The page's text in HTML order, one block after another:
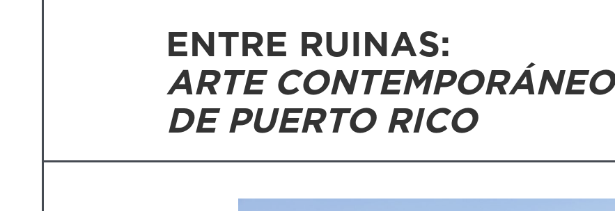
ENTRE RUINAS:
ARTE CONTEMPORÁNEO
DE PUERTO RICO